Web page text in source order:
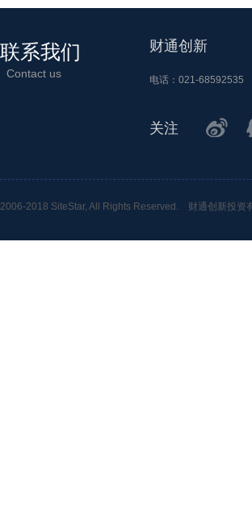
2006-2018 SiteStar, All Rights Reserved. 财通创新投资
联系我们
Contact us 电话：021-
财通创新
关注